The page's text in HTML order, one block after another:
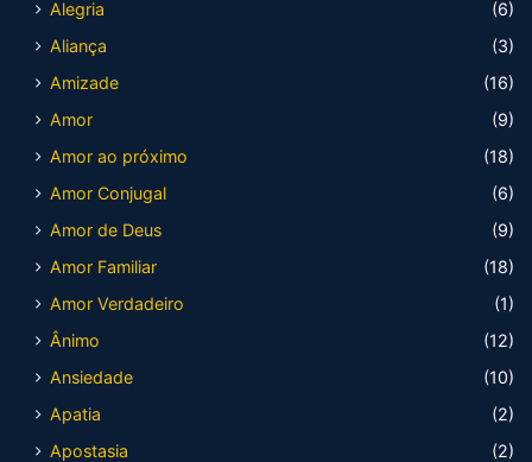
Alegria
(6)
Aliança
(3)
Amizade
(16)
Amor
(9)
Amor ao próximo
(18)
Amor Conjugal
(6)
Amor de Deus
(9)
Amor Familiar
(18)
Amor Verdadeiro
(1)
Ânimo
(12)
Ansiedade
(10)
Apatia
(2)
Apostasia
(2)